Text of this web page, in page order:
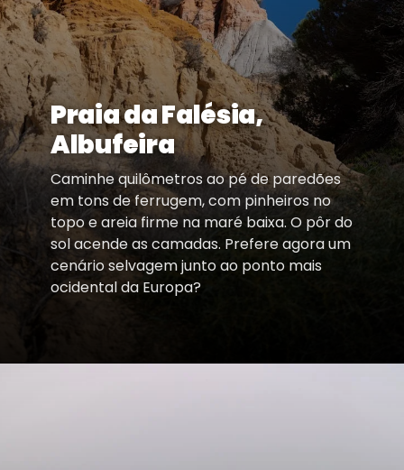
Praia da Falésia,
Albufeira
Caminhe quilômetros ao pé de paredões
em tons de ferrugem, com pinheiros no
topo e areia firme na maré baixa. O pôr do
sol acende as camadas. Prefere agora um
cenário selvagem junto ao ponto mais
ocidental da Europa?